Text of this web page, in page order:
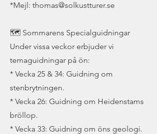
*Mejl: thomas@solkustturer.se
🗺️ Sommarens Specialguidningar
Under vissa veckor erbjuder vi
temaguidningar på ön:
* Vecka 25 & 34: Guidning om
stenbrytningen.
* Vecka 26: Guidning om Heidenstams
bröllop.
* Vecka 33: Guidning om öns geologi.